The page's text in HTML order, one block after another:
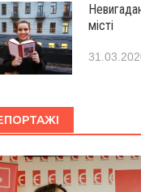
місті